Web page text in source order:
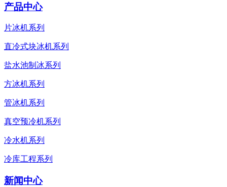
产品中心
片冰机系列
直冷式块冰机系列
盐水池制冰系列
方冰机系列
管冰机系列
真空预冷机系列
冷水机系列
冷库工程系列
新闻中心